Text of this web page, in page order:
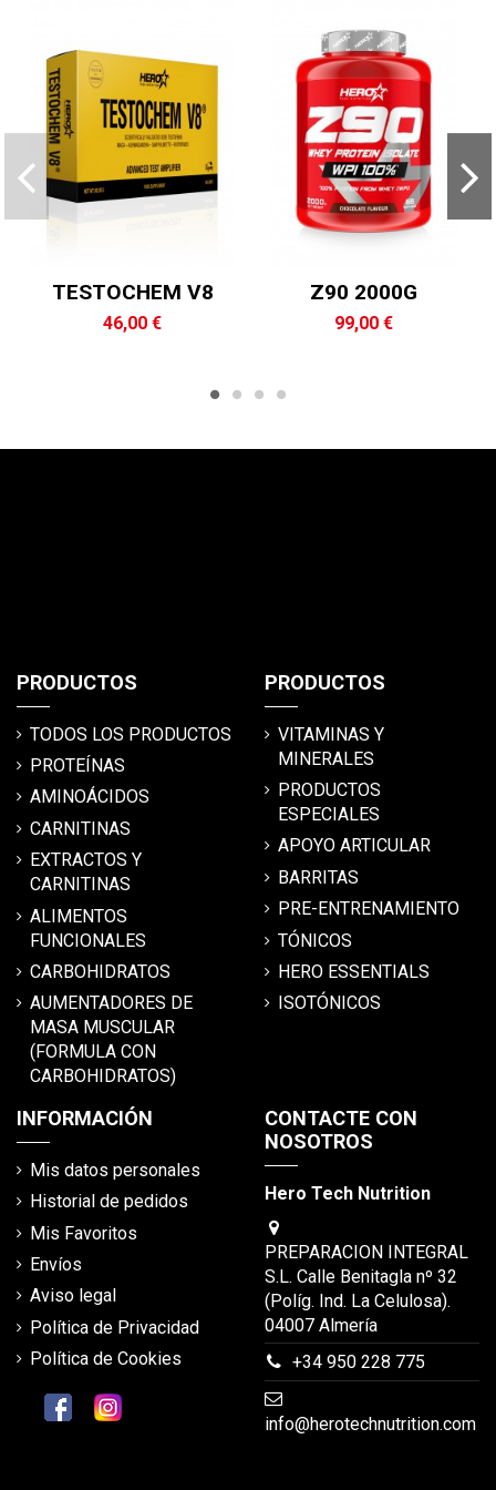
TESTOCHEM V8
46,00 €
Z90 2000G
99,00 €
PRODUCTOS
TODOS LOS PRODUCTOS
PROTEÍNAS
AMINOÁCIDOS
CARNITINAS
EXTRACTOS Y
CARNITINAS
ALIMENTOS
FUNCIONALES
CARBOHIDRATOS
AUMENTADORES DE
MASA MUSCULAR
(FORMULA CON
CARBOHIDRATOS)
PRODUCTOS
VITAMINAS Y
MINERALES
PRODUCTOS
ESPECIALES
APOYO ARTICULAR
BARRITAS
PRE-ENTRENAMIENTO
TÓNICOS
HERO ESSENTIALS
ISOTÓNICOS
INFORMACIÓN
Mis datos personales
Historial de pedidos
Mis Favoritos
Envíos
Aviso legal
Política de Privacidad
Política de Cookies
CONTACTE CON
NOSOTROS
Hero Tech Nutrition
PREPARACION INTEGRAL
S.L. Calle Benitagla nº 32
(Políg. Ind. La Celulosa).
04007 Almería
+34 950 228 775
info@herotechnutrition.com